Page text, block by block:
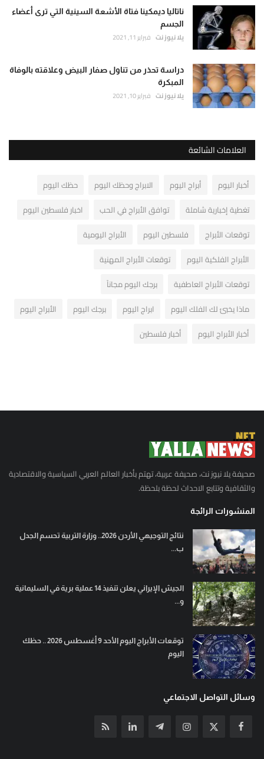
ناتاليا ديمكينا فتاة الأشعة السينية التي ترى أعضاء
الجسم
يلا نيوز نت فبراير 11, 2021
دراسة تحذر من تناول صفار البيض وعلاقته بالوفاة
المبكرة
يلا نيوز نت فبراير 10, 2021
العلامات الشائعة
أخبار اليوم أبراج اليوم الابراج وحظك اليوم
حظك اليوم
تغطية إخبارية شاملة
توافق الأبراج في الحب
اخبار فلسطين اليوم
توقعات الأبراج
فلسطين اليوم
الأبراج اليومية
الأبراج الفلكية اليوم
توقعات الأبراج المهنية
توقعات الأبراج العاطفية
برجك اليوم مجاناً
ماذا يخبئ لك الفلك اليوم
ابراج اليوم برجك اليوم
الأبراج اليوم
أخبار الأبراج اليوم
أخبار فلسطين
صحيفة يلا نيوز نت، صحيفة عربية، تهتم بأخبار العالم العربي السياسية والاقتصادية
والثقافية وتتابع الاحداث لحظة بلحظة.
المنشورات الرائجة
نتائج التوجيهي الأردن 2026.. وزارة التربية تحسم الجدل
ب...
الجيش الإيراني يعلن تنفيذ 14 عملية برية في السليمانية
و...
توقعات الأبراج اليوم الأحد 9 أغسطس 2026 .. حظك
اليوم
وسائل التواصل الاجتماعي